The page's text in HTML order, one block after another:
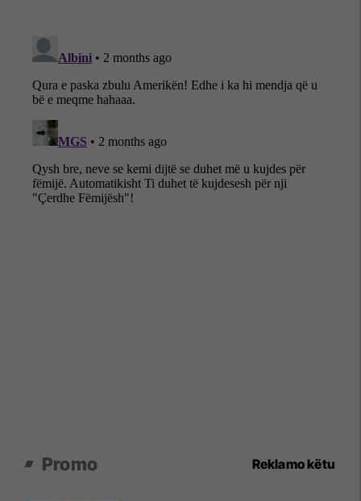
Promo Reklamo këtu